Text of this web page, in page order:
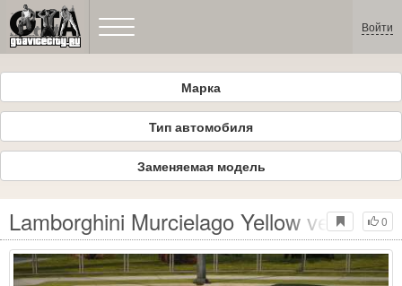
Войти
Марка
Тип автомобиля
Заменяемая модель
0
Lamborghini Murcielago Yellow ver